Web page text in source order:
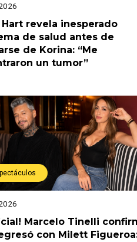
Hart revela inesperado
de salud antes de
de Korina: “Me
un tumor”
Marcelo Tinelli
con Milett